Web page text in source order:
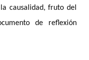
causalidad, fruto del
de reflexión